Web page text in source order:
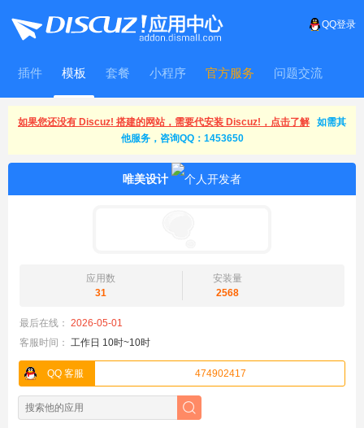
QQ登录
插件 模板 套餐 小程序 官方服务 问题交流
WitFrame
如果您还没有 Discuz! 搭建的网站，需要代安装 Discuz!，点击了解
如需其
他服务，咨询QQ：1453650
唯美设计
应用数
31
安装量
2568
最后在线： 2026-05-01
客服时间： 工作日 10时~10时
QQ 客服 474902417